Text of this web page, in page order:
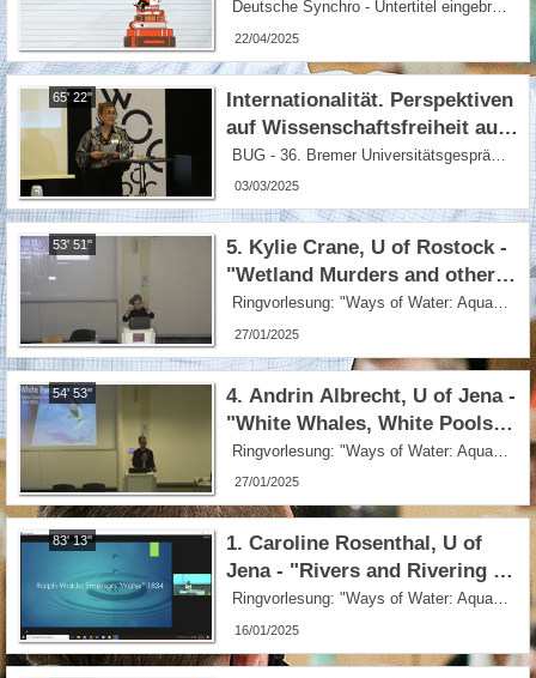
Deutsche Synchro - Untertitel eingebrannt
22/04/2025
65' 22''
Internationalität. Perspektiven
auf Wissenschaftsfreiheit aus
dem ‚Globalen Süden‘ (Haiti,
Senegal)
BUG - 36. Bremer Universitätsgespräche 2024
03/03/2025
53' 51''
5. Kylie Crane, U of Rostock -
"Wetland Murders and other
Troubles in Selected Crime
Novels by Attica Locke"
Ringvorlesung: "Ways of Water: Aquatic Poetics and Politics in North American Literature and Culture" - SoSe 2024
27/01/2025
54' 53''
4. Andrin Albrecht, U of Jena -
"White Whales, White Pools:
An Aquatic Crossmapping of
Emma Cline’s The Guest
(2023) and Herman Melville’s
Moby-Dick (1851)"
Ringvorlesung: "Ways of Water: Aquatic Poetics and Politics in North American Literature and Culture" - SoSe 2024
27/01/2025
83' 13''
1. Caroline Rosenthal, U of
Jena - "Rivers and Rivering in
North American Literature" Ringvorlesung: "Ways of Water: Aquatic Poetics and Politics in North American Literature and Culture" - SoSe 2024
16/01/2025